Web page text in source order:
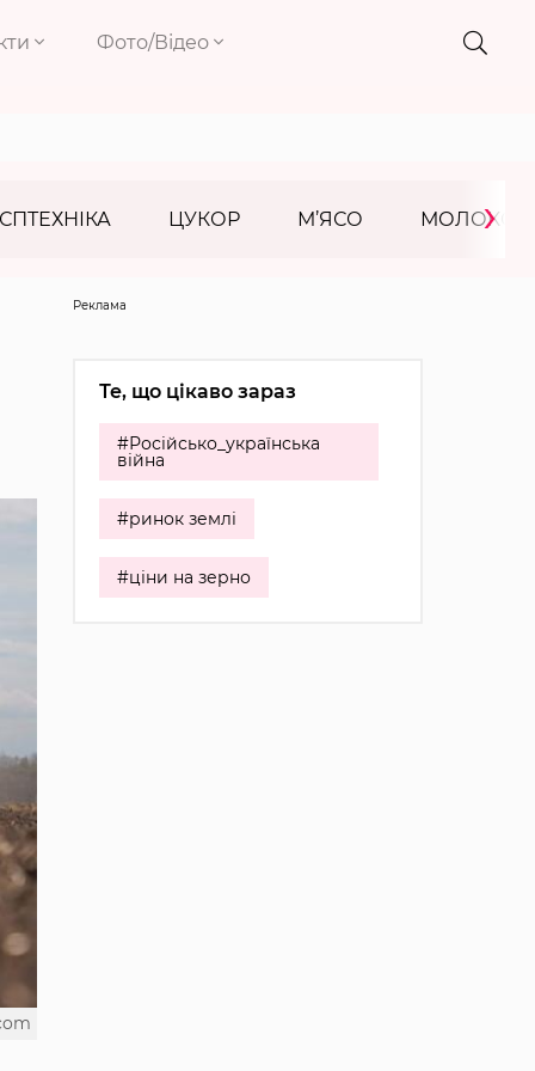
Фото/Відео
ЦУКОР М’ЯСО МОЛОКО
›
Реклама
Те, що цікаво зараз
#Російсько_українська
війна
#ринок землі
#ціни на зерно